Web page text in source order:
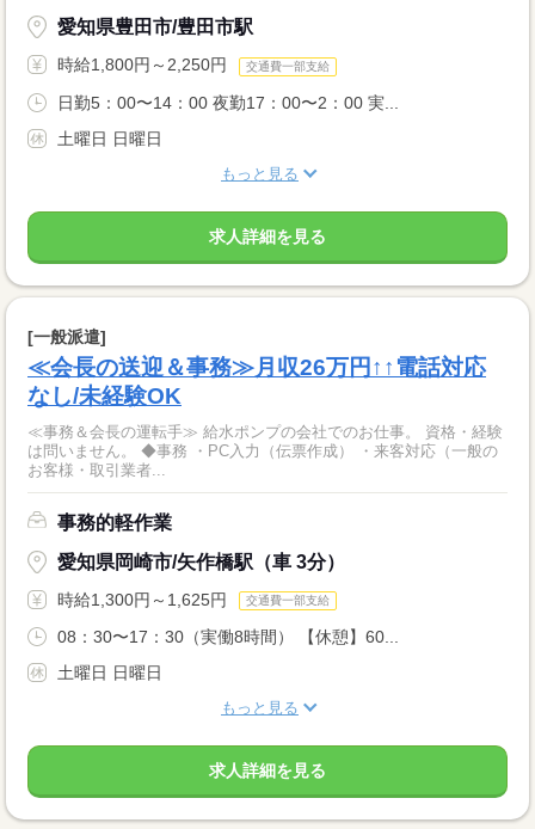
愛知県豊田市/豊田市駅
時給1,800円～2,250円 交通費一部支給
日勤5：00〜14：00 夜勤17：00〜2：00 実...
土曜日 日曜日
もっと見る
求人詳細を見る
[一般派遣]
≪会長の送迎＆事務≫月収26万円↑↑電話対応
なし/未経験OK
≪事務＆会長の運転手≫ 給水ポンプの会社でのお仕事。 資格・経験
は問いません。 ◆事務 ・PC入力（伝票作成） ・来客対応（一般の
お客様・取引業者...
事務的軽作業
愛知県岡崎市/矢作橋駅（車 3分）
時給1,300円～1,625円 交通費一部支給
08：30〜17：30（実働8時間） 【休憩】60...
土曜日 日曜日
もっと見る
求人詳細を見る